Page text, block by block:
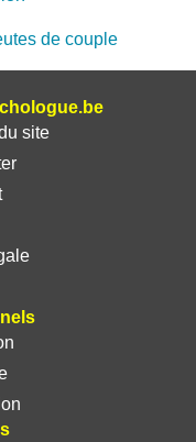
de couple
site